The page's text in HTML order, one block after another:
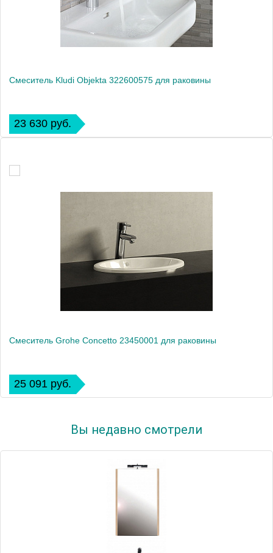
Смеситель Kludi Objekta 322600575 для раковины
23 630 руб.
Смеситель Grohe Concetto 23450001 для раковины
25 091 руб.
Вы недавно смотрели